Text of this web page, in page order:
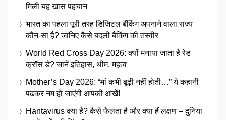
मिली यह खास पहचान
भारत का पहला पूरी तरह डिजिटल बैंकिंग अपनाने वाला राज्य
कौन-सा है? जानिए कैसे बदली बैंकिंग की तस्वीर
World Red Cross Day 2026: क्यों मनाया जाता है रेड
क्रॉस डे? जानें इतिहास, थीम, महत्व
Mother’s Day 2026: “मां कभी बूढ़ी नहीं होती…” ये कहानी
पढ़कर नम हो जाएंगी आपकी आंखें!
Hantavirus क्या है? कैसे फैलता है और क्या हैं लक्षण – दुनिया